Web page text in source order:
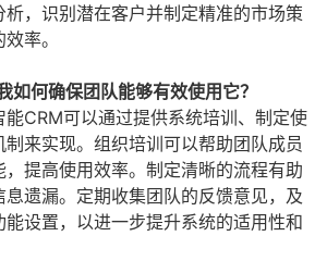
，识别潜在客户并制定精准的市场策
率。
如何确保团队能够有效使用它？
CRM可以通过提供系统培训、制定使
来实现。组织培训可以帮助团队成员
提高使用效率。制定清晰的流程有助
遗漏。定期收集团队的反馈意见，及
设置，以进一步提升系统的适用性和